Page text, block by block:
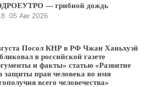
— грибной дождь
05 Авг 2026
Посол КНР в РФ Чжан Ханьхуэй
в российской газете
и факты» статью «Развитие
защиты прав человека во имя
всего человечества»